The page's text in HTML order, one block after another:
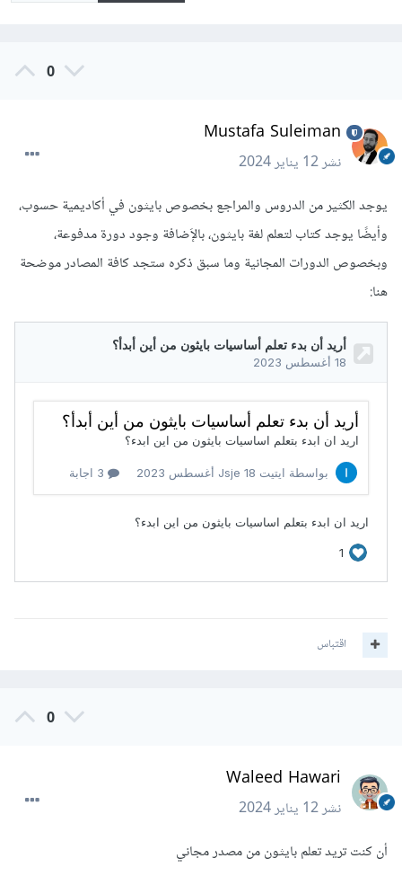
0
Mustafa Suleiman
نشر12 يناير 2024
يوجد الكثير من الدروس والمراجع بخصوص بايثون في أكاديمية حسوب،
وأيضًا يوجد كتاب لتعلم لغة بايثون، بالإَضافة وجود دورة مدفوعة،
وبخصوص الدورات المجانية وما سبق ذكره ستجد كافة المصادر موضحة
هنا:
اقتباس
0
Waleed Hawari
نشر12 يناير 2024
أن كنت تريد تعلم بايثون من مصدر مجاني